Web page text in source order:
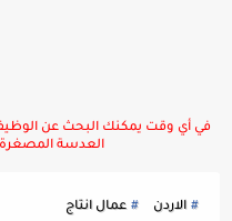
في أي وقت يمكنك البحث عن
العدسة
الاردن عمال انتاج